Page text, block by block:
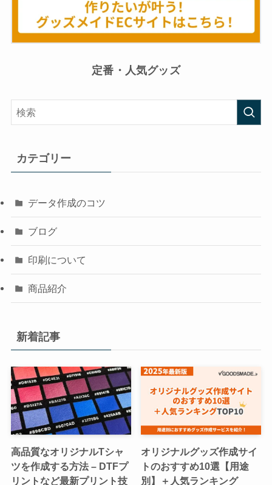
定番・人気グッズ
カテゴリー
データ作成のコツ
ブログ
印刷について
商品紹介
新着記事
高品質なオリジナルTシャ
ツを作成する方法 – DTFプ
リントなど最新プリント技
オリジナルグッズ作成サイ
トのおすすめ10選【用途
別】＋人気ランキング